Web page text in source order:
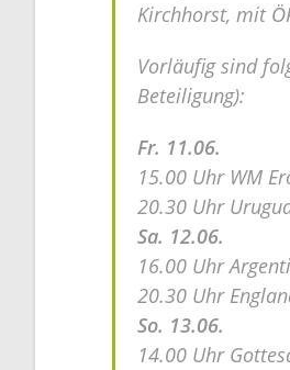
Kirchhorst, mit
Vorläufig sind
Beteiligung):
Fr. 11.06.
15.00 Uhr WM
20.30 Uhr
Sa. 12.06.
16.00 Uhr
20.30 Uhr
So. 13.06.
14.00 Uhr